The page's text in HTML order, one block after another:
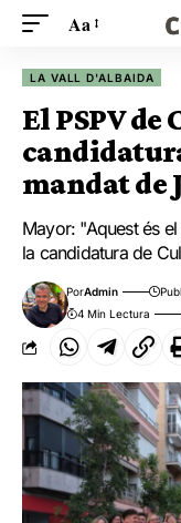
Aa
LA VALL D'ALBAIDA
El PSPV
mandat de
Mayor: "Aquest és
la candidatura de
PorAdmin
4 Min Lectura